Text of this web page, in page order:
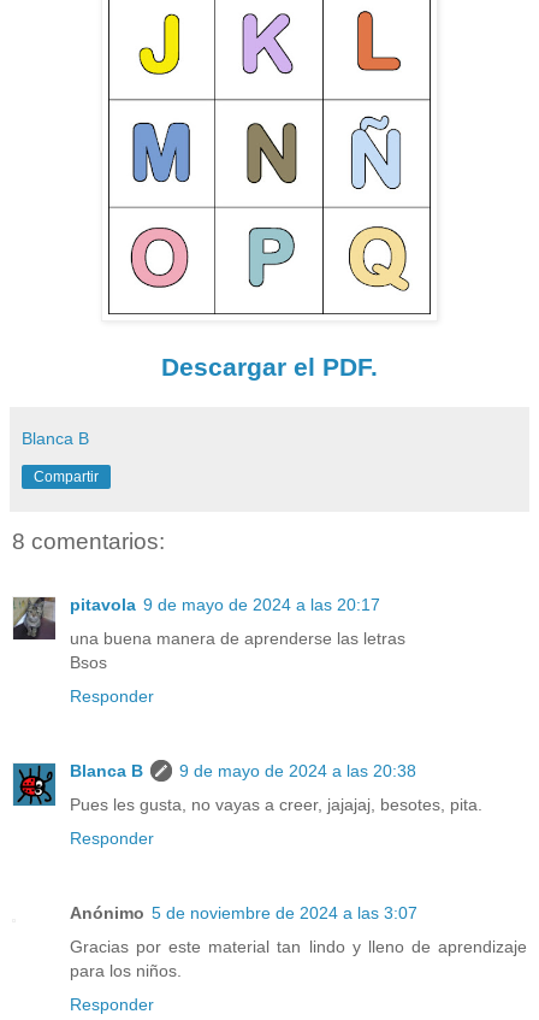
Descargar el PDF.
Blanca B
Compartir
8 comentarios:
pitavola 9 de mayo de 2024 a las 20:17
una buena manera de aprenderse las letras
Bsos
Responder
Blanca B
9 de mayo de 2024 a las 20:38
Pues les gusta, no vayas a creer, jajajaj, besotes, pita.
Responder
Anónimo 5 de noviembre de 2024 a las 3:07
Gracias por este material tan lindo y lleno de aprendizaje
para los niños.
Responder